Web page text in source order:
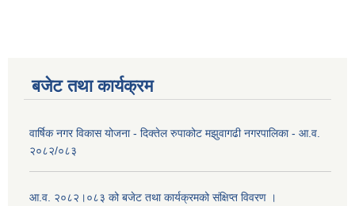
बजेट तथा कार्यक्रम
वार्षिक नगर विकास योजना - दिक्तेल रुपाकोट मझुवागढी नगरपालिका - आ.व.
२०८२/०८३
आ.व. २०८२।०८३ को बजेट तथा कार्यक्रमको संक्षिप्त विवरण ।